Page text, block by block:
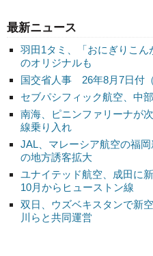
最新ニュース
羽田1タミ、「おにぎりこ
のオリジナルも
国交省人事 26年8月7日付（
セブパシフィック航空、中
南海、ピニンファリーナが
線乗り入れ
JAL、マレーシア航空の福
の地方誘客拡大
ユナイテッド航空、成田に
10月からヒューストン線
双日、ウズベキスタンで新
川らと共同運営